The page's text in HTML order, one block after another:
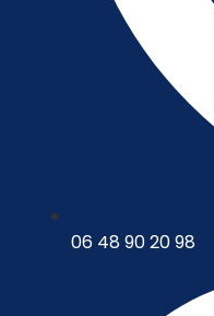
06 48 90 20 98